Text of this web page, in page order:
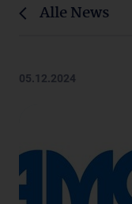
Alle News
05.12.2024